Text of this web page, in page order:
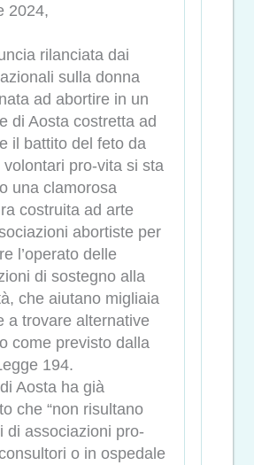
2024,
rilanciata dai
sulla donna
ad abortire in un
di Aosta costretta ad
il battito del feto da
volontari pro-vita si sta
una clamorosa
costruita ad arte
abortiste per
l’operato delle
di sostegno alla
che aiutano migliaia
a trovare alternative
come previsto dalla
194.
Aosta ha già
che “non risultano
di associazioni pro-
o in ospedale